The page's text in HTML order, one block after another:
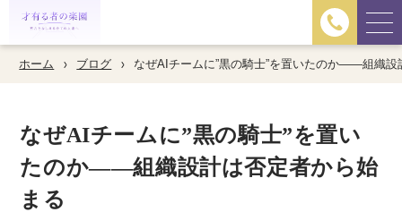
ホーム ブログ なぜAIチームに”黒の騎士”を置いたのか——組織設
なぜAIチームに”黒の騎士”を置い
たのか——組織設計は否定者から始
まる